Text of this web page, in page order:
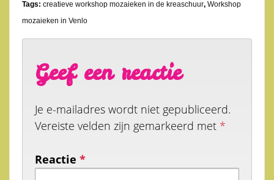
Tags: creatieve workshop mozaieken in de kreaschuur, Workshop
mozaieken in Venlo
Geef een reactie
Je e-mailadres wordt niet gepubliceerd.
Vereiste velden zijn gemarkeerd met *
Reactie *